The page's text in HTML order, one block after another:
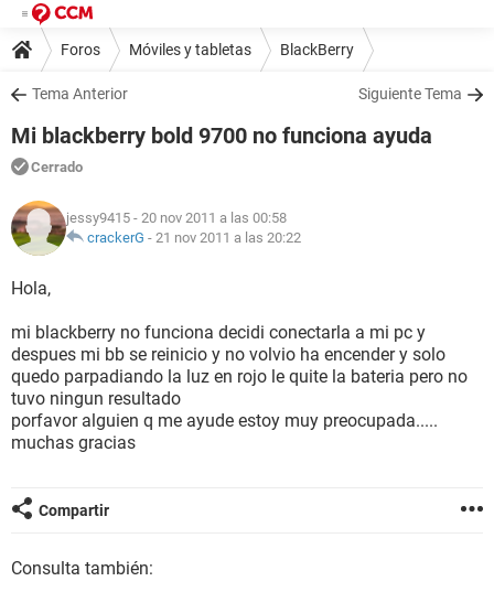
Foros Móviles y tabletas BlackBerry
Tema Anterior Siguiente Tema
Mi blackberry bold 9700 no funciona ayuda
Cerrado
jessy9415 - 20 nov 2011 a las 00:58
crackerG - 21 nov 2011 a las 20:22
Hola,
mi blackberry no funciona decidi conectarla a mi pc y
despues mi bb se reinicio y no volvio ha encender y solo
quedo parpadiando la luz en rojo le quite la bateria pero no
tuvo ningun resultado
porfavor alguien q me ayude estoy muy preocupada.....
muchas gracias
Compartir
Consulta también: